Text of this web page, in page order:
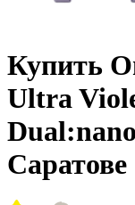
Купить
Ultra
Саратове